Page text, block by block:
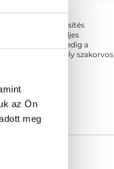
az Ön
meg
szakképesítés
tevékenységért teljes
utána pedig a
bármely szakorvos